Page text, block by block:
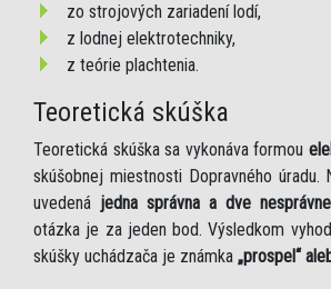
zo strojových zariadení lodí,
z lodnej elektrotechniky,
z teórie plachtenia.
Teoretická skúška
Teoretická skúška sa vykonáva formou
skúšobnej miestnosti Dopravného úradu.
uvedená jedna správna a dve
otázka je za jeden bod. Výsledkom
skúšky uchádzača je známka „prospel“